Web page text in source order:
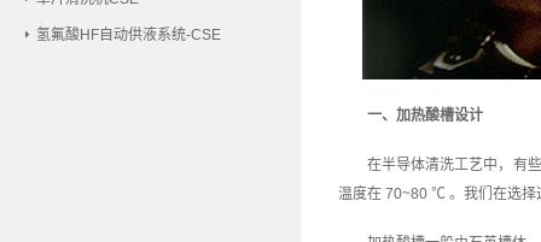
氢氟酸HF自动供液系统-CSE
一、加热酸槽设计
在半导体清洗工艺中，有
温度在 70~80 ℃ 。我们在选择